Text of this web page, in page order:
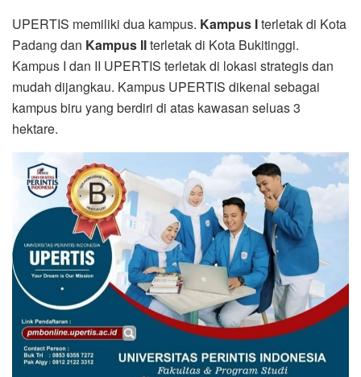
UPERTIS memiliki dua kampus. Kampus Iterletak di Kota
Padang dan Kampus IIterletak di Kota Bukitinggi.
Kampus I dan II UPERTIS terletak di lokasi strategis dan
mudah dijangkau. Kampus UPERTIS dikenal sebagai
kampus biru yang berdiri di atas kawasan seluas 3
hektare.